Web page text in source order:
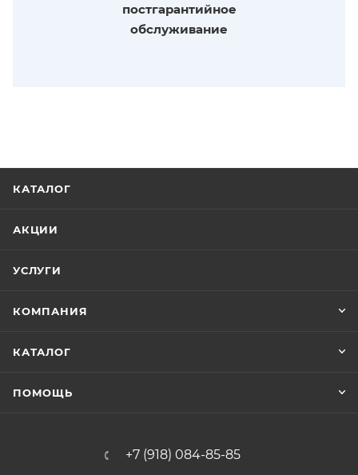
постгарантийное
обслуживание
КАТАЛОГ
АКЦИИ
УСЛУГИ
КОМПАНИЯ
КАТАЛОГ
ПОМОЩЬ
+7 (918) 084-85-85